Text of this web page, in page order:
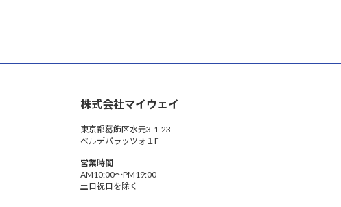
株式会社マイウェイ
東京都葛飾区水元3-1-23
ベルデパラッツォ１F
営業時間
AM10:00〜PM19:00
土日祝日を除く